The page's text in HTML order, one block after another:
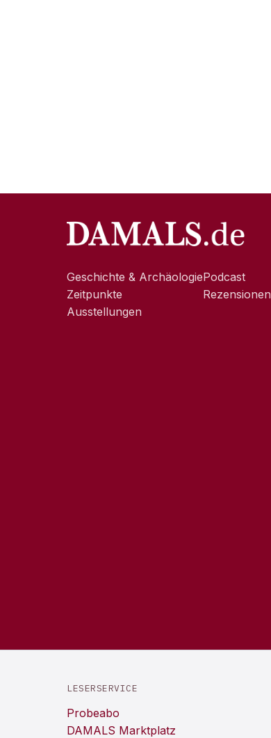
Geschichte & Archäologie
Zeitpunkte
Ausstellungen
Podcast
Rezensionen
LESERSERVICE
Probeabo
DAMALS Marktplatz